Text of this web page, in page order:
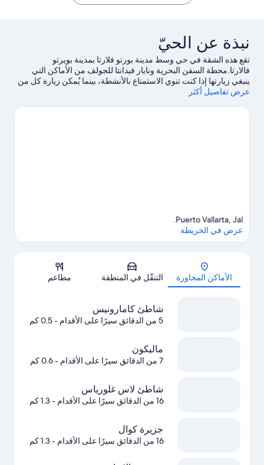
نبذة عن الحيّ
تقع هذه الشقة في حي وسط مدينة بورتو فلارتا بمدينة بويرتو
فالارتا.محطة السفن البحرية ونايار فيدانتا للجولف من الأماكن التي
ينبغي زيارتها إذا كنت تنوي الاستمتاع بالأنشطة، بينما يُمكن زيارة كل من
شاطئ لوس مويرتوس وخليج بانديراس لاستكشاف الأماكن الجميلة في
للسفر إلى بويرتو فالارتا
عرض تفاصيل أكثر
الخريطة
Puerto Vallarta, Jal.
عرض في الخريطة
الأماكن المجاورة التنقّل في المنطقة مطاعم
شاطئ كامارونيس
5 من الدقائق سيرًا على الأقدام - 0.5 كم
ماليكون
7 من الدقائق سيرًا على الأقدام - 0.6 كم
شاطئ لاس غلورياس
16 من الدقائق سيرًا على الأقدام - 1.3 كم
جزيرة كوال
16 من الدقائق سيرًا على الأقدام - 1.3 كم